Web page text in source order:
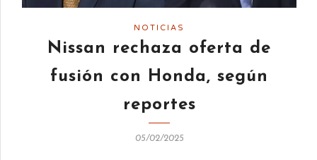
NOTICIAS
Nissan rechaza oferta de
fusión con Honda, según
reportes
05/02/2025